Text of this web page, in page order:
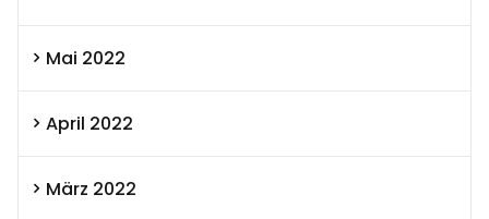
Mai 2022
April 2022
März 2022